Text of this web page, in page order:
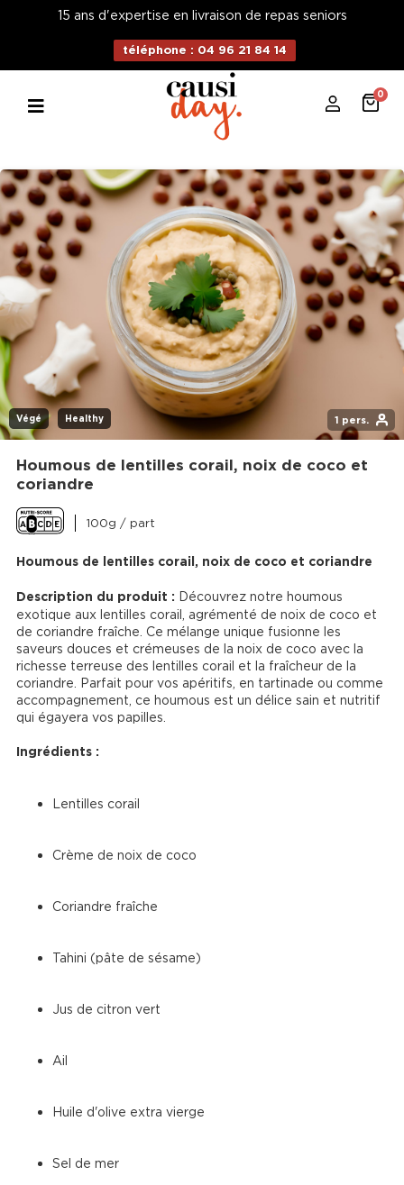
15 ans d'expertise en livraison de repas seniors
téléphone : 04 96 21 84 14
0
Végé Healthy 1 pers.
Houmous de lentilles corail, noix de coco et
coriandre
100g / part
Houmous de lentilles corail, noix de coco et coriandre
Description du produit : Découvrez notre houmous
exotique aux lentilles corail, agrémenté de noix de coco et
de coriandre fraîche. Ce mélange unique fusionne les
saveurs douces et crémeuses de la noix de coco avec la
richesse terreuse des lentilles corail et la fraîcheur de la
coriandre. Parfait pour vos apéritifs, en tartinade ou comme
accompagnement, ce houmous est un délice sain et nutritif
qui égayera vos papilles.
Ingrédients :
Lentilles corail
Crème de noix de coco
Coriandre fraîche
Tahini (pâte de sésame)
Jus de citron vert
Ail
Huile d'olive extra vierge
Sel de mer